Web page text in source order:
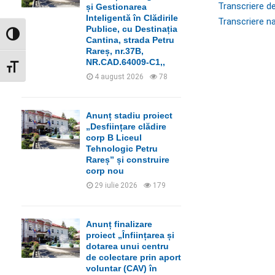
GLISOR NIVEL CONTRAST
GLISOR MĂRIME FONT
Transcriere
Transcriere
H
și Gestionarea
Inteligentă în Clădirile
Publice, cu Destinația
Cantina, strada Petru
Rareș, nr.37B,
NR.CAD.64009-C1,,
4 august 2026 78
Anunț stadiu proiect
„Desființare clădire
corp B Liceul
Tehnologic Petru
Rareș” și construire
corp nou
29 iulie 2026 179
Anunț finalizare
proiect „Înființarea și
dotarea unui centru
de colectare prin aport
voluntar (CAV) în